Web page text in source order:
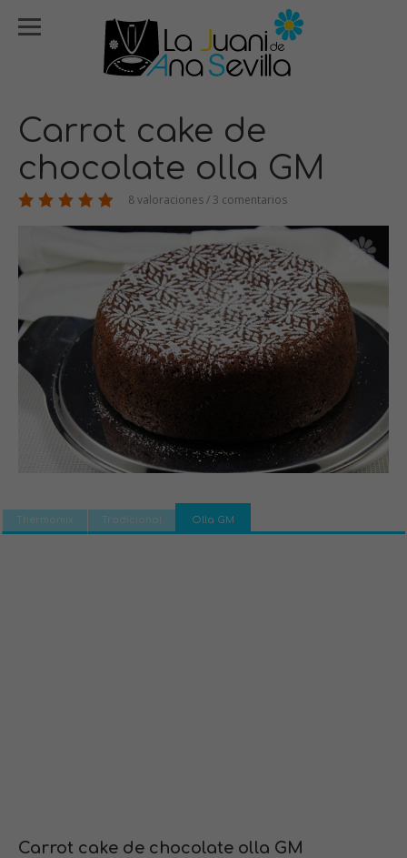
Carrot cake de
chocolate olla GM
8 valoraciones / 3 comentarios
Thermomix Tradicional Olla GM
Carrot cake de chocolate olla GM